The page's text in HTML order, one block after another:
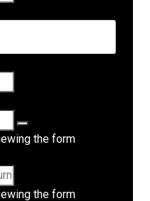
the form
the form